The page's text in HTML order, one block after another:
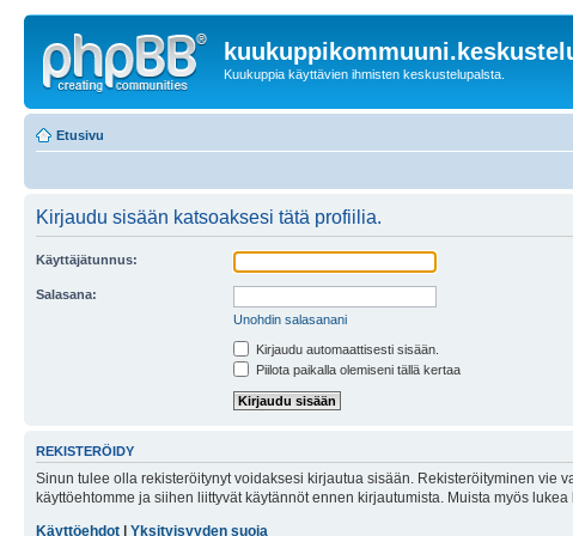
Kuukuppia käyttävien ihmisten keskustelupalsta.
Etusivu
Kirjaudu sisään katsoaksesi tätä profiilia.
Käyttäjätunnus:
Salasana:
Unohdin salasanani
Kirjaudu automaattisesti sisään.
Piilota paikalla olemiseni tällä kertaa
REKISTERÖIDY
Sinun tulee olla rekisteröitynyt voidaksesi kirjautua sisään. Rekisteröityminen vie
käyttöehtomme ja siihen liittyvät käytännöt ennen kirjautumista. Muista myös
Käyttöehdot
Yksityisyyden suoja